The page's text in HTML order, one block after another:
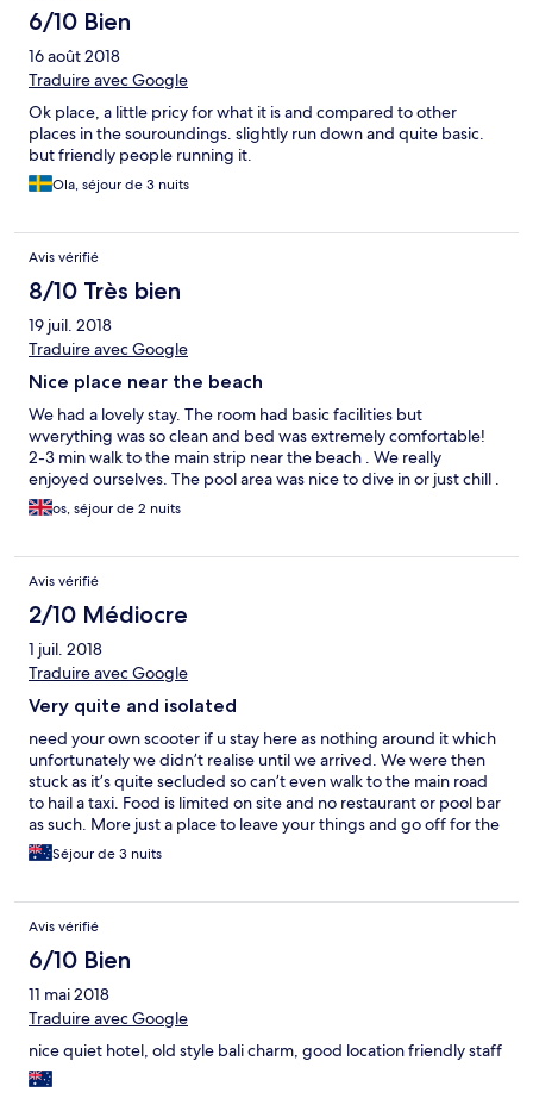
6/10 Bien
16 août 2018
Traduire avec Google
Ok place, a little pricy for what it is and compared to other
places in the souroundings. slightly run down and quite basic.
but friendly people running it.
Ola, séjour de 3 nuits
Avis vérifié
8/10 Très bien
19 juil. 2018
Traduire avec Google
Nice place near the beach
We had a lovely stay. The room had basic facilities but
wverything was so clean and bed was extremely comfortable!
2-3 min walk to the main strip near the beach . We really
enjoyed ourselves. The pool area was nice to dive in or just chill .
os, séjour de 2 nuits
Avis vérifié
2/10 Médiocre
1 juil. 2018
Traduire avec Google
Very quite and isolated
need your own scooter if u stay here as nothing around it which
unfortunately we didn’t realise until we arrived. We were then
stuck as it’s quite secluded so can’t even walk to the main road
to hail a taxi. Food is limited on site and no restaurant or pool bar
as such. More just a place to leave your things and go off for the
day. No facility to hang up clothes in our room, fridge unclean
and freezer was totally iced up. No beach access unless you
then trek through the bush. Nice views though. No one around
as only has limited villas on site so if you like to hang out at the
pool listening to music meeting lots of new people this isn’t for
you. If you want some peace and quiet away from it all this
would be perfect. The 3 staff that worked there when we were
there were friendly and helpful. Sadly it wasn’t for us and we
Séjour de 3 nuits
Avis vérifié
6/10 Bien
11 mai 2018
Traduire avec Google
nice quiet hotel, old style bali charm, good location friendly staff